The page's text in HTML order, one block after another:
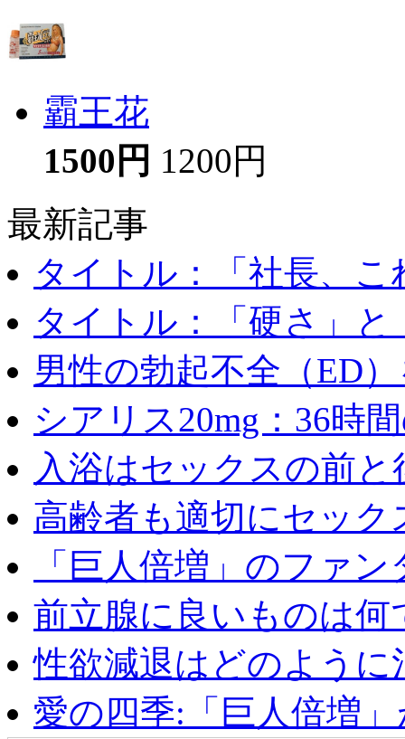
霸王花
1500円 1200円
最新記事
タイトル：「社長、こ
タイトル：「硬さ」と
男性の勃起不全（ED
シアリス20mg：36時
入浴はセックスの前
高齢者も適切にセック
「巨人倍増」のファ
前立腺に良いものは何
性欲減退はどのように
愛の四季:「巨人倍増